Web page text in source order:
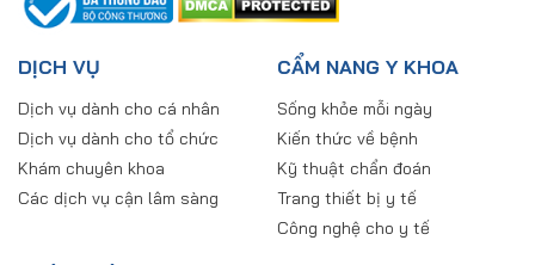
DỊCH VỤ
Dịch vụ dành cho cá nhân
Dịch vụ dành cho tổ chức
Khám chuyên khoa
Các dịch vụ cận lâm sàng
CẨM NANG Y KHOA
Sống khỏe mỗi ngày
Kiến thức về bệnh
Kỹ thuật chẩn đoán
Trang thiết bị y tế
Công nghệ cho y tế